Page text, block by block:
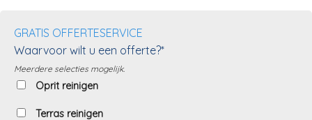
GRATIS OFFERTESERVICE
Waarvoor wilt u een offerte?*
Meerdere selecties mogelijk.
Oprit reinigen
Terras reinigen